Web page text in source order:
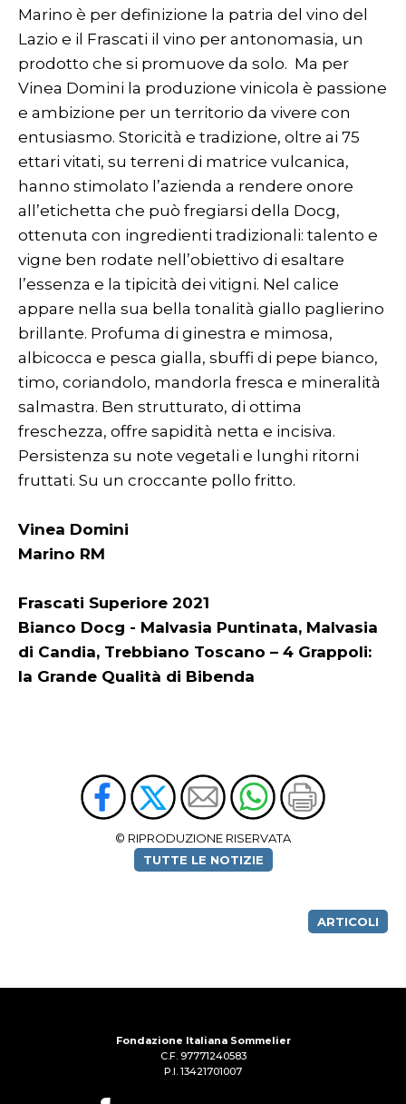
Marino è per definizione la patria del vino del
Lazio e il Frascati il vino per antonomasia, un
prodotto che si promuove da solo. Ma per
Vinea Domini la produzione vinicola è passione
e ambizione per un territorio da vivere con
entusiasmo. Storicità e tradizione, oltre ai 75
ettari vitati, su terreni di matrice vulcanica,
hanno stimolato l’azienda a rendere onore
all’etichetta che può fregiarsi della Docg,
ottenuta con ingredienti tradizionali: talento e
vigne ben rodate nell’obiettivo di esaltare
l’essenza e la tipicità dei vitigni. Nel calice
appare nella sua bella tonalità giallo paglierino
brillante. Profuma di ginestra e mimosa,
albicocca e pesca gialla, sbuffi di pepe bianco,
timo, coriandolo, mandorla fresca e mineralità
salmastra. Ben strutturato, di ottima
freschezza, offre sapidità netta e incisiva.
Persistenza su note vegetali e lunghi ritorni
fruttati. Su un croccante pollo fritto.
Vinea Domini
Marino RM
Frascati Superiore 2021
Bianco Docg - Malvasia Puntinata, Malvasia
di Candia, Trebbiano Toscano – 4 Grappoli:
la Grande Qualità di Bibenda
© RIPRODUZIONE RISERVATA
TUTTE LE NOTIZIE
ARTICOLI
Fondazione Italiana Sommelier
C.F. 97771240583
P.I. 13421701007